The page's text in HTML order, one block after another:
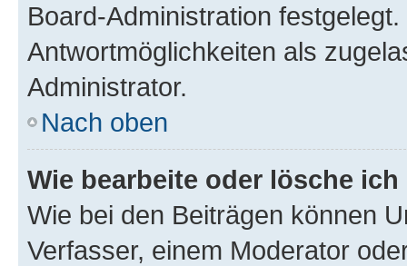
Board-Administration
Antwortmöglichkeiten als
Administrator.
Nach oben
Wie bearbeite oder lösche
Wie bei den Beiträgen können
Verfasser, einem Moderator